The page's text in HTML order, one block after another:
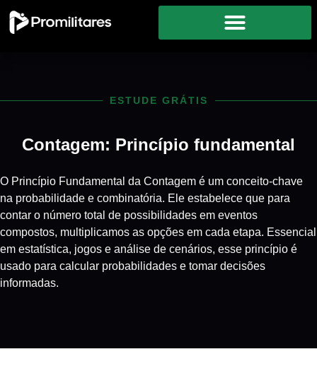
ESTUDE GRÁTIS
Contagem: Princípio fundamental
O Princípio Fundamental da Contagem é um conceito-chave
na probabilidade e combinatória. Ele estabelece que para
contar o número total de possibilidades em eventos
compostos, multiplicamos as opções em cada etapa. Essencial
em estatística, jogos e análise de cenários, esse princípio é
usado para calcular probabilidades e tomar decisões
informadas.